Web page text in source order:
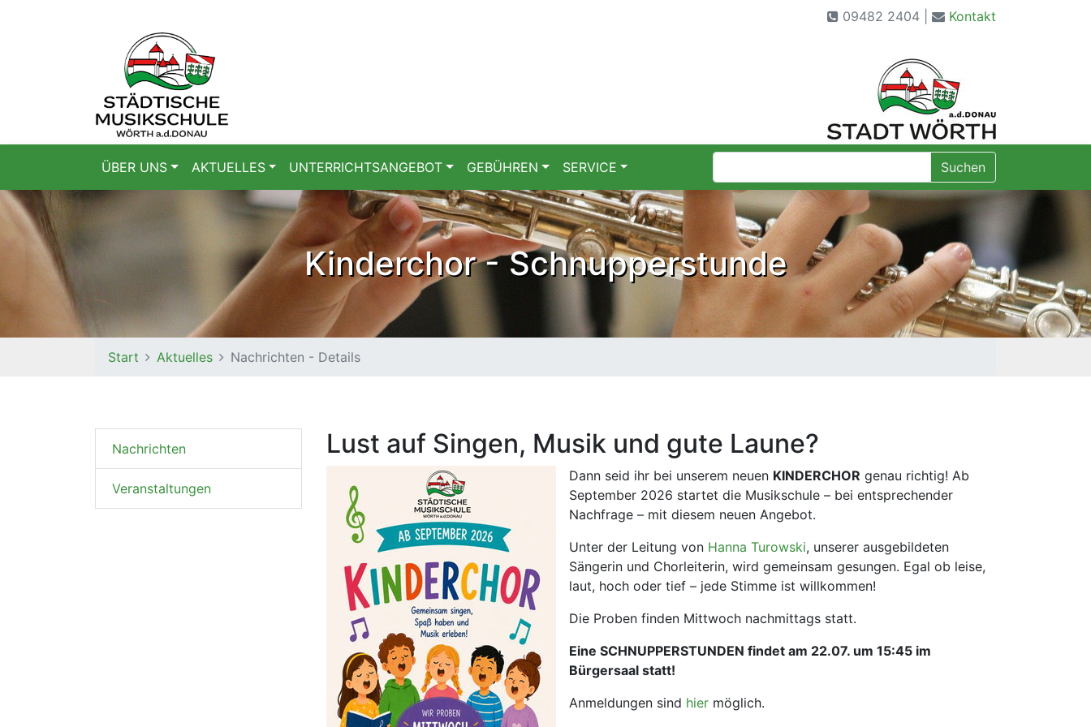
09482 2404 | Kontakt
NAVIGATION ÜBERSPRINGEN
ÜBER UNS AKTUELLES UNTERRICHTSANGEBOT GEBÜHREN SERVICE Suchen
Kinderchor - Schnupperstunde
Start Aktuelles Nachrichten - Details
Lust auf Singen, Musik und gute Laune?
Dann seid ihr bei unserem neuen KINDERCHOR genau richtig! Ab
September 2026 startet die Musikschule – bei entsprechender
Nachfrage – mit diesem neuen Angebot.
Unter der Leitung von Hanna Turowski, unserer ausgebildeten
Sängerin und Chorleiterin, wird gemeinsam gesungen. Egal ob leise,
laut, hoch oder tief – jede Stimme ist willkommen!
Die Proben finden Mittwoch nachmittags statt.
Eine SCHNUPPERSTUNDEN findet am 22.07. um 15:45 im
Bürgersaal statt!
Anmeldungen sind hier möglich.
Nachrichten
Veranstaltungen